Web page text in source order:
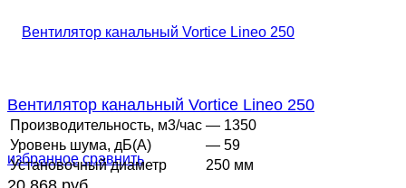
избранное сравнить
Вентилятор канальный Vortice Lineo 250
Производительность, м3/час — 1350
Уровень шума, дБ(А)
— 59
Установочный диаметр
250 мм